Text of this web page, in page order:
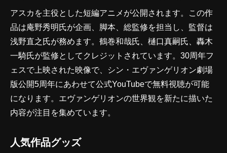
アスカを主役とした短編アニメが公開されます。この作
品は庵野秀明氏が企画、脚本、総監修を担当し、監督は
浅野直之氏が務めます。鶴巻和哉氏、樋口真嗣氏、轟木
一騎氏が監修としてクレジットされています。30周年フ
ェスで上映された映像で、シン・エヴァンゲリオン劇場
版公開5周年にあわせて公式YouTubeで無料視聴が可能
になります。エヴァンゲリオンの世界観を新たに描いた
内容が注目を集めています。
人気作品グッズ